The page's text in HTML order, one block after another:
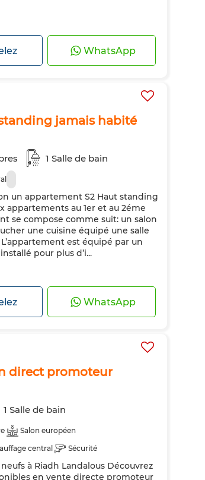
WhatsApp
jamais habité
1 Salle de bain
un appartement S2 Haut standing
appartements au 1er et au 2éme
se compose comme suit: un salon
une cuisine équipé une salle
est équipé par un
pour plus d’i...
WhatsApp
direct promoteur
1 Salle de bain
Salon européen
central
Sécurité
à Riadh Landalous Découvrez
en vente directe promoteur